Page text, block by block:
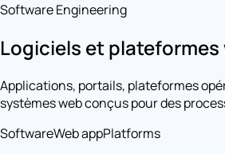
Software Engineering
Logiciels et plateformes
Applications, portails, plateformes
systèmes web conçus pour des
SoftwareWeb appPlatforms